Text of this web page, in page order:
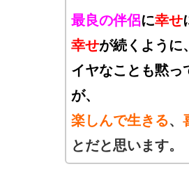
最良の伴侶に幸せ
幸せが続くように、
イヤなことも黙っ
が、
楽しんで生きる、
とだと思います。